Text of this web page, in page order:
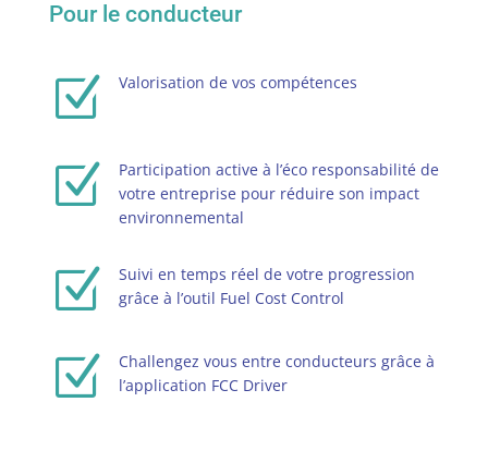
Pour le conducteur
Z Valorisation de vos compétences
Z
Participation active à l’éco responsabilité de
votre entreprise pour réduire son impact
environnemental
Z
Suivi en temps réel de votre progression
grâce à l’outil Fuel Cost Control
Z
Challengez vous entre conducteurs grâce à
l’application FCC Driver